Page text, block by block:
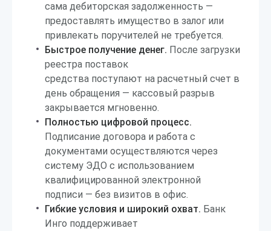
сама дебиторская задолженность —
предоставлять имущество в залог или
привлекать поручителей не требуется.
Быстрое получение денег. После загрузки
реестра поставок
средства поступают на расчетный счет в
день обращения — кассовый разрыв
закрывается мгновенно.
Полностью цифровой процесс.
Подписание договора и работа с
документами осуществляются через
систему ЭДО с использованием
квалифицированной электронной
подписи — без визитов в офис.
Гибкие условия и широкий охват. Банк
Инго поддерживает